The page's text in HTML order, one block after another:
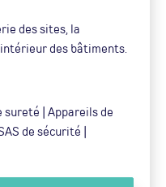
des sites, la
des bâtiments.
sureté | Appareils de
de sécurité |